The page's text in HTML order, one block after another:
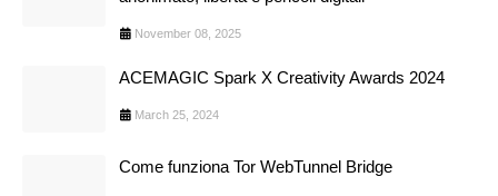
November 08, 2025
ACEMAGIC Spark X Creativity Awards 2024
March 25, 2024
Come funziona Tor WebTunnel Bridge